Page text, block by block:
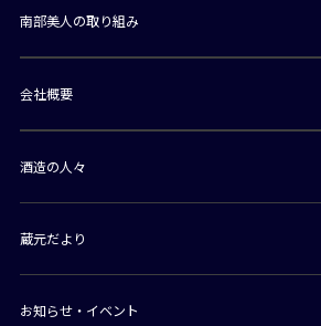
南部美人の取り組み
会社概要
酒造の人々
蔵元だより
お知らせ・イベント